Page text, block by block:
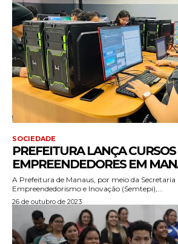
SOCIEDADE
PREFEITURA LANÇA
EMPREENDEDORES EM
A Prefeitura de Manaus, por meio da
Empreendedorismo e Inovação (Semtepi),...
26 de outubro de 2023